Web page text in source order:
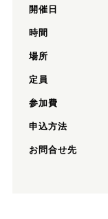
開催日
時間
場所
定員
参加費
申込方法
お問合せ先